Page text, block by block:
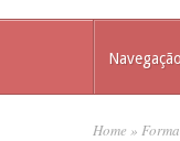
Home »